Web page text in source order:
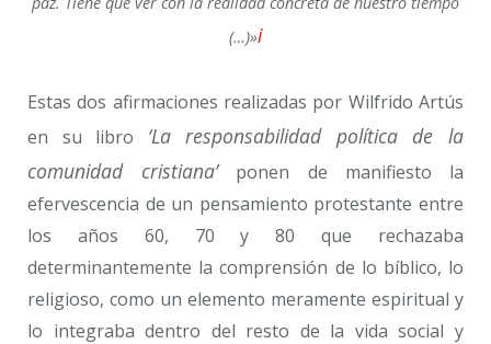
(…)»i
Estas dos afirmaciones realizadas por Wilfrido Artús
en su libro ‘La responsabilidad política de la
comunidad cristiana’ponen de manifiesto la
efervescencia de un pensamiento protestante entre
los años 60, 70 y 80 que rechazaba
determinantemente la comprensión de lo bíblico, lo
religioso, como un elemento meramente espiritual y
lo integraba dentro del resto de la vida social y